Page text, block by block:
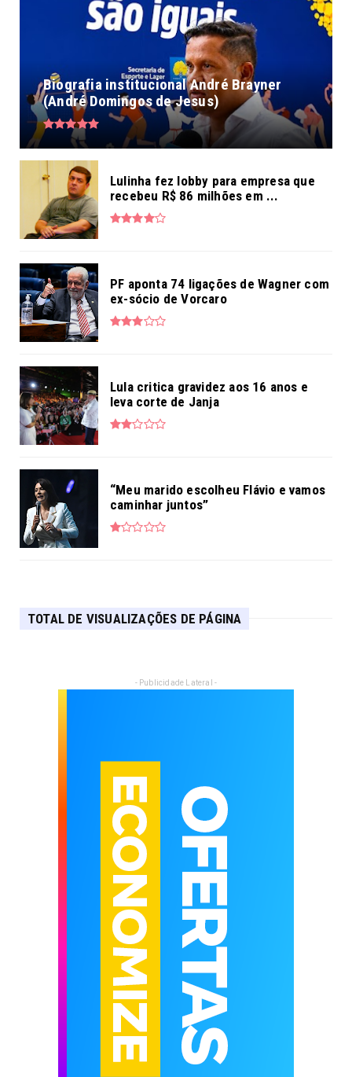
Biografia institucional André Brayner
(André Domingos de Jesus)
Lulinha fez lobby para empresa que
recebeu R$ 86 milhões em ...
PF aponta 74 ligações de Wagner com
ex-sócio de Vorcaro
Lula critica gravidez aos 16 anos e
leva corte de Janja
“Meu marido escolheu Flávio e vamos
caminhar juntos”
TOTAL DE VISUALIZAÇÕES DE PÁGINA
- Publicidade Lateral -